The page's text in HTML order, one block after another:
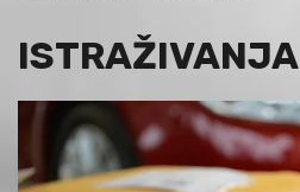
ISTRAŽIVANJA